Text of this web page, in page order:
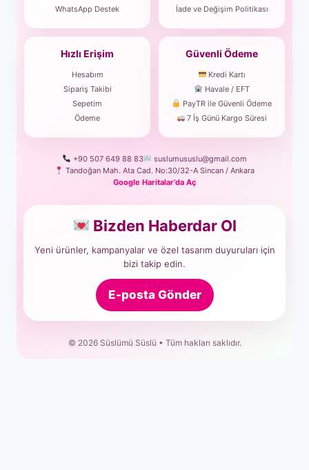
WhatsApp Destek
İade ve Değişim Politikası
Hızlı Erişim
Hesabım
Sipariş Takibi
Sepetim
Ödeme
Güvenli Ödeme
Kredi Kartı
Havale / EFT
PayTR ile Güvenli Ödeme
7 İş Günü Kargo Süresi
+90 507 649 88 83
suslumususlu@gmail.com
Tandoğan Mah. Ata Cad. No:30/32-A Sincan / Ankara
Google Haritalar’da Aç
Bizden Haberdar Ol
Yeni ürünler, kampanyalar ve özel tasarım duyuruları için
bizi takip edin.
E-posta Gönder
© 2026 Süslümü Süslü • Tüm hakları saklıdır.